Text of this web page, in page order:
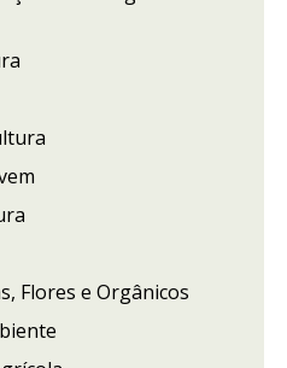
Flores e Orgânicos